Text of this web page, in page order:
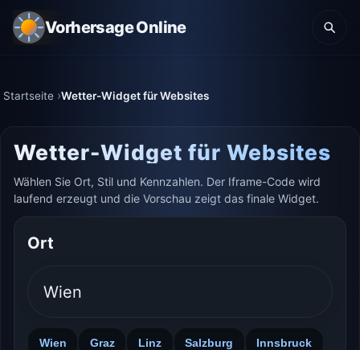
Vorhersage Online
Startseite Wetter-Widget für Websites
Wetter-Widget für Websites
Wählen Sie Ort, Stil und Kennzahlen. Der Iframe-Code wird
laufend erzeugt und die Vorschau zeigt das finale Widget.
Ort
Wien Graz Linz Salzburg Innsbruck